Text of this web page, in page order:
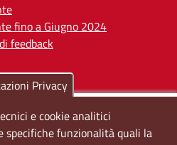
fino a Giugno 2024
feedback
Privacy
e cookie analitici
specifiche funzionalità quali la